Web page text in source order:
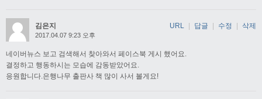
김은지
2017.04.07 9:23 오후
네이버뉴스 보고 검색해서 찾아와서 페이스북 게시 했어요.
결정하고 행동하시는 모습에 감동받았어요.
응원합니다.은행나무 출판사 책 많이 사서 볼게요!
URL 답글 수정 삭제